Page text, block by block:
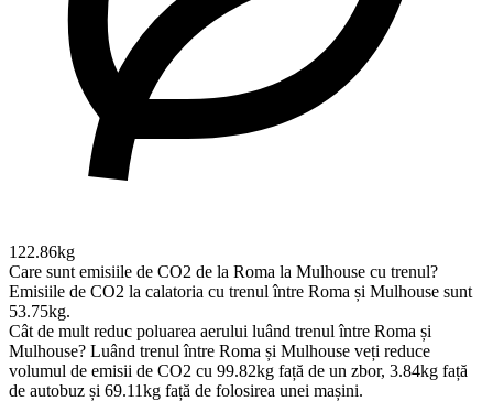
122.86kg
Care sunt emisiile de CO2 de la Roma la Mulhouse cu trenul?
Emisiile de CO2 la calatoria cu trenul între Roma și Mulhouse sunt
53.75kg.
Cât de mult reduc poluarea aerului luând trenul între Roma și
Mulhouse? Luând trenul între Roma și Mulhouse veți reduce
volumul de emisii de CO2 cu 99.82kg față de un zbor, 3.84kg față
de autobuz și 69.11kg față de folosirea unei mașini.